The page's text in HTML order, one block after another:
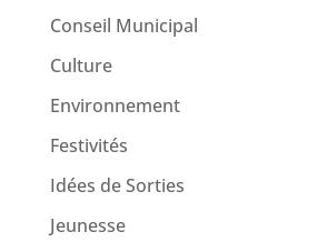
Conseil Municipal
Culture
Environnement
Festivités
Idées de Sorties
Jeunesse